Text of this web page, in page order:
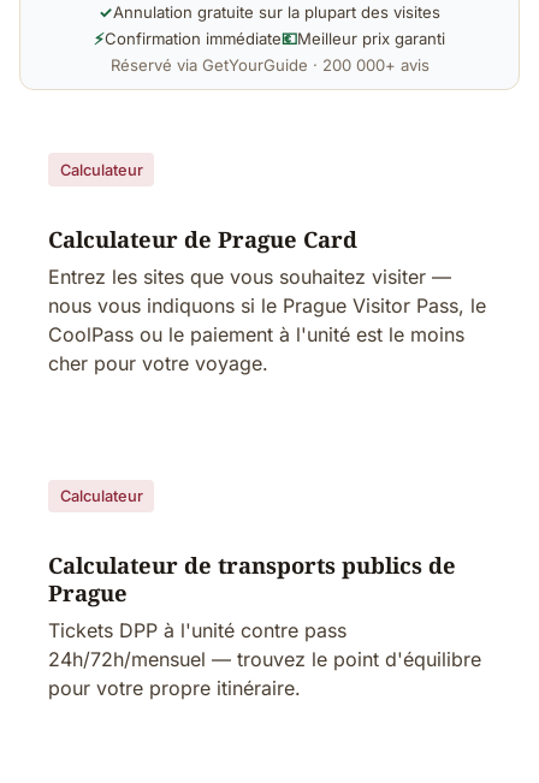
✓Annulation gratuite sur la plupart des visites
⚡Confirmation immédiate💶Meilleur prix garanti
Réservé via GetYourGuide · 200 000+ avis
Calculateur
Calculateur de Prague Card
Entrez les sites que vous souhaitez visiter —
nous vous indiquons si le Prague Visitor Pass, le
CoolPass ou le paiement à l'unité est le moins
cher pour votre voyage.
Calculateur
Calculateur de transports publics de
Prague
Tickets DPP à l'unité contre pass
24h/72h/mensuel — trouvez le point d'équilibre
pour votre propre itinéraire.